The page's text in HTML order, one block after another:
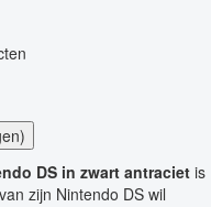
DS in zwart antraciet is
zijn Nintendo DS wil